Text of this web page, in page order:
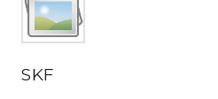
SKF